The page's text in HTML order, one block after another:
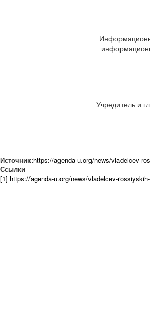
Учредитель и
Источник:https://agenda-u.org/news/vladelcev-
Ссылки
[1] https://agenda-u.org/news/vladelcev-